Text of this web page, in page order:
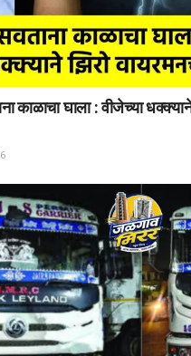
काळाचा घाला : वीजेच्या